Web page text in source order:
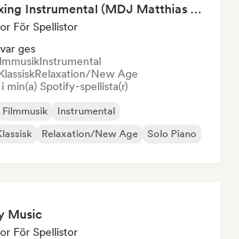
Relaxing Instrumental (MDJ Matthias De Jaeger)
För Spellistor
ges
Instrumental
Relaxation/New Age
min(a) Spotify-spellista(r)
Filmmusik
Instrumental
Relaxation/New Age Solo Piano
Music
För Spellistor